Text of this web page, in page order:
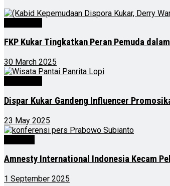
FKP Kukar Tingkatkan Peran Pemuda
30 March 2025
Dispar Kukar Gandeng Influencer
23 May 2025
Amnesty International Indonesia Kecam
1 September 2025